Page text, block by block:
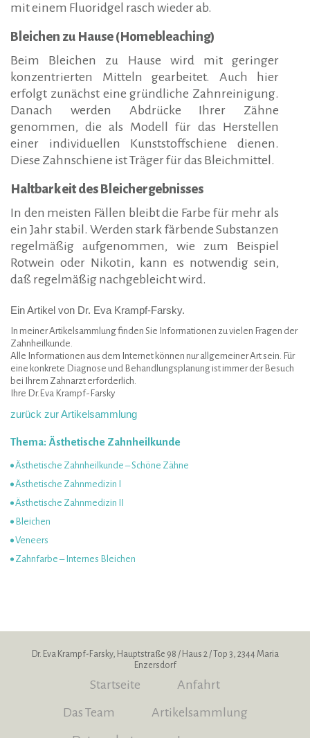
mit einem Fluoridgel rasch wieder ab.
Bleichen zu Hause (Homebleaching)
Beim Bleichen zu Hause wird mit geringer
konzentrierten Mitteln gearbeitet. Auch hier
erfolgt zunächst eine gründliche Zahnreinigung.
Danach werden Abdrücke Ihrer Zähne
genommen, die als Modell für das Herstellen
einer individuellen Kunststoffschiene dienen.
Diese Zahnschiene ist Träger für das Bleichmittel.
Haltbarkeit des Bleichergebnisses
In den meisten Fällen bleibt die Farbe für mehr als
ein Jahr stabil. Werden stark färbende Substanzen
regelmäßig aufgenommen, wie zum Beispiel
Rotwein oder Nikotin, kann es notwendig sein,
daß regelmäßig nachgebleicht wird.
Ein Artikel von Dr. Eva Krampf-Farsky.
In meiner Artikelsammlung finden Sie Informationen zu vielen Fragen der
Zahnheilkunde.
Alle Informationen aus dem Internet können nur allgemeiner Art sein. Für
eine konkrete Diagnose und Behandlungsplanung ist immer der Besuch
bei Ihrem Zahnarzt erforderlich.
Ihre Dr.Eva Krampf-Farsky
zurück zur Artikelsammlung
Thema: Ästhetische Zahnheilkunde
Ästhetische Zahnheilkunde – Schöne Zähne
Ästhetische Zahnmedizin I
Ästhetische Zahnmedizin II
Bleichen
Veneers
Zahnfarbe – Internes Bleichen
Dr. Eva Krampf-Farsky, Hauptstraße 98 / Haus 2 / Top 3, 2344 Maria
Enzersdorf
Startseite
Anfahrt
Das Team
Artikelsammlung